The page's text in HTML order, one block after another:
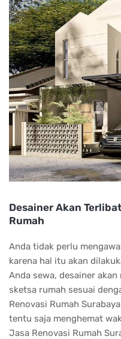
Desainer Akan
Rumah
Anda tidak perlu
karena hal itu akan
Anda sewa, desainer
sketsa rumah sesuai
Renovasi Rumah
tentu saja menghemat
Jasa Renovasi Rumah